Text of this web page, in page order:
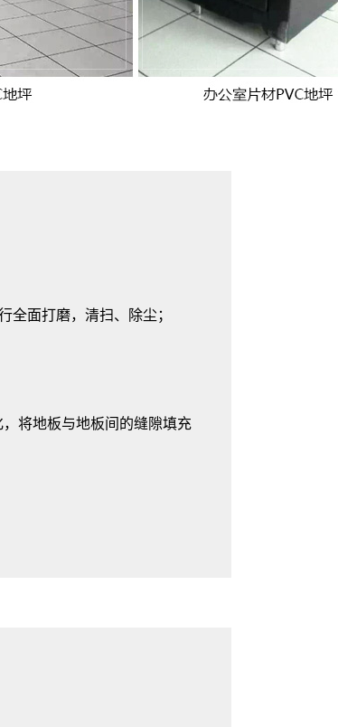
全面打磨，清扫、除尘；
将地板与地板间的缝隙填充